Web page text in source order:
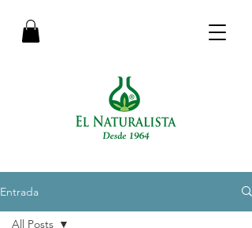
Entrada
All Posts